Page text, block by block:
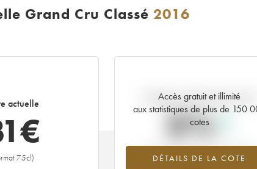
Grand Cru Classé 2016
actuelle
€
75cl)
Accès gratuit et illimité
aux statistiques de plus de 150
cotes
DÉTAILS DE LA COTE
Tendance actuelle de la cote
0%
Tendance à la hausse du millésime
2016 en 2026 par rapport à 2025